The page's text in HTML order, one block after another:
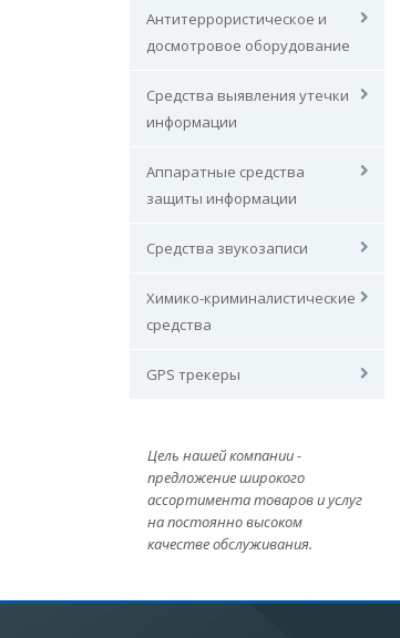
Антитеррористическое и
досмотровое оборудование
Средства выявления утечки
информации
Аппаратные средства
защиты информации
Средства звукозаписи
Химико-криминалистические
средства
GPS трекеры
Цель нашей компании -
предложение широкого
ассортимента товаров и услуг
на постоянно высоком
качестве обслуживания.